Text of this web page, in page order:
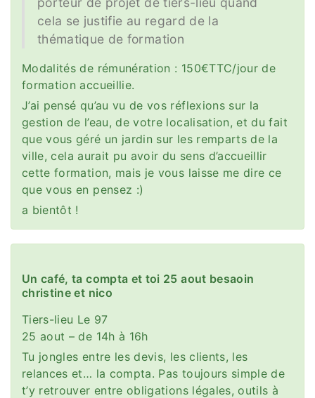
cela se justifie au regard de la
thématique de formation
Modalités de rémunération : 150€TTC/jour de
formation accueillie.
J’ai pensé qu’au vu de vos réflexions sur la
gestion de l’eau, de votre localisation, et du fait
que vous géré un jardin sur les remparts de la
ville, cela aurait pu avoir du sens d’accueillir
cette formation, mais je vous laisse me dire ce
que vous en pensez :)
a bientôt !
Un café, ta compta et toi 25 aout besaoin
christine et nico
Tiers-lieu Le 97
25 aout – de 14h à 16h
Tu jongles entre les devis, les clients, les
relances et… la compta. Pas toujours simple de
t’y retrouver entre obligations légales, outils à